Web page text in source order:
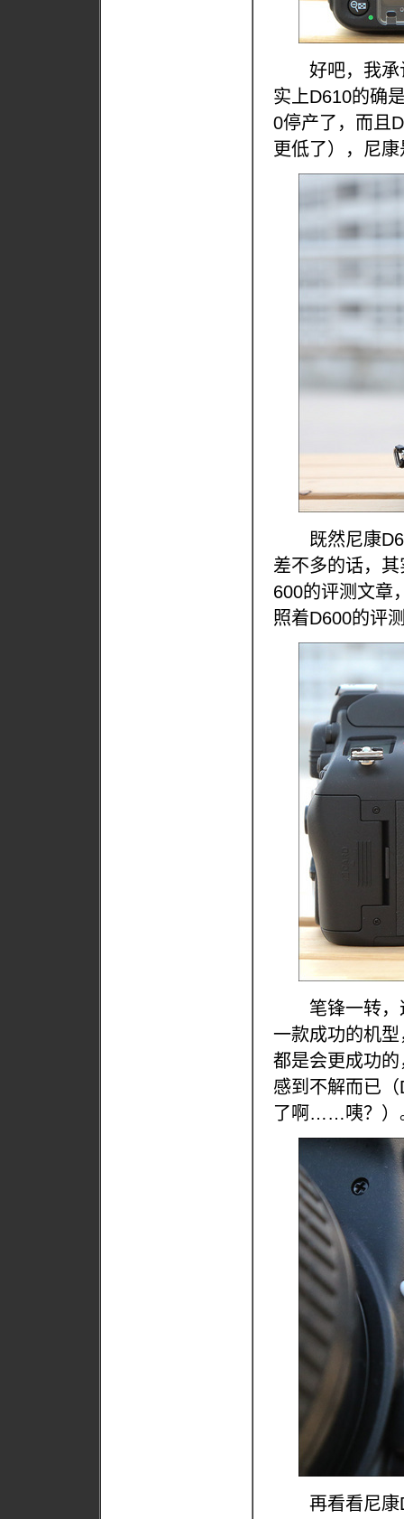
好吧，我承认
实上D610的确
0停产了，而且
更低了），尼
既然尼康
差不多的话，
600的评测文章
照着D600的评
笔锋一转，这
一款成功的机
都是会更成功
感到不解而已
了啊……咦？）
再看看尼康